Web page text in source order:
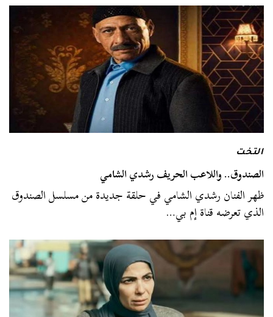
التخت
الصندوق.. واللاعب الحريف رشدي الشامي
ظهر الفنان رشدي الشامي في حلقة جديدة من مسلسل الصندوق
الذي تعرضه قناة إم بي…